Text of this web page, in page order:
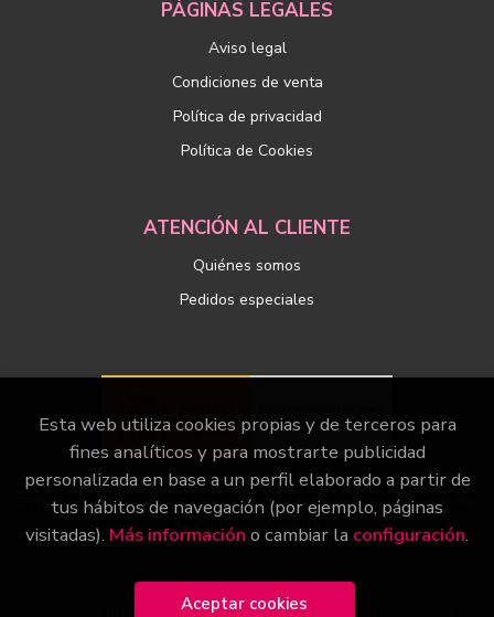
PÁGINAS LEGALES
Aviso legal
Condiciones de venta
Política de privacidad
Política de Cookies
ATENCIÓN AL CLIENTE
Quiénes somos
Pedidos especiales
Este proyecto ha recibido una ayuda extraordinaria del Ministerio
de Cultura y Deporte
Librería Páginas. Todos los Derechos Reservados
Esta web utiliza cookies propias y de terceros para
fines analíticos y para mostrarte publicidad
personalizada en base a un perfil elaborado a partir de
tus hábitos de navegación (por ejemplo, páginas
visitadas). Más información o cambiar la configuración.
Aceptar cookies